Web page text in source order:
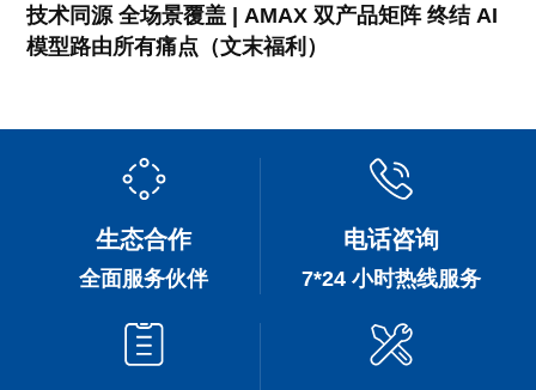
技术同源 全场景覆盖 | AMAX 双产品矩阵 终结 AI
模型路由所有痛点（文末福利）
生态合作
全面服务伙伴
电话咨询
7*24 小时热线服务